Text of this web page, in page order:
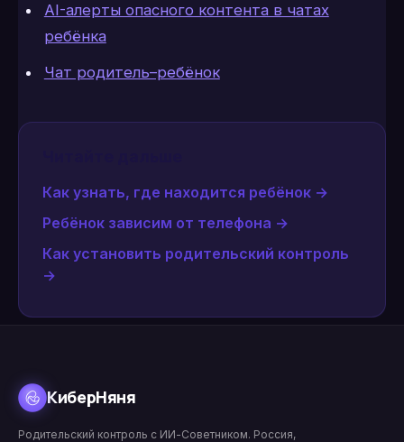
AI-алерты опасного контента в чатах
ребёнка
Чат родитель–ребёнок
Как узнать, где находится ребёнок →
Ребёнок зависим от телефона →
Как установить родительский контроль
→
КиберНяня
Родительский контроль с ИИ-Советником. Россия,